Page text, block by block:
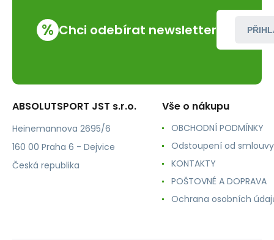
% Chci odebírat newsletter
ABSOLUTSPORT JST s.r.o.
Heinemannova 2695/6
160 00 Praha 6 - Dejvice
Česká republika
Vše o nákupu
OBCHODNÍ PODMÍNKY
Odstoupení od smlouvy
KONTAKTY
POŠTOVNÉ A DOPRAVA
Ochrana osobních